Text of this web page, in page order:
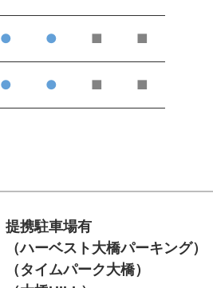
● ● ■ ■
● ● ■ ■
提携駐車場有
（ハーベスト大橋パーキング）
（タイムパーク大橋）